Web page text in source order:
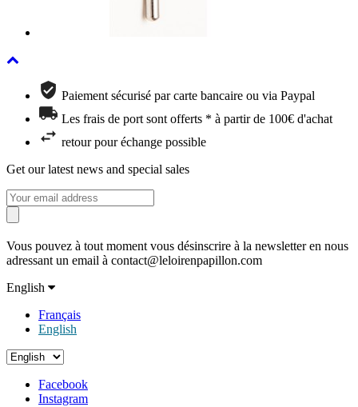
Paiement sécurisé par carte bancaire ou via Paypal
Les frais de port sont offerts * à partir de 100€ d'achat
retour pour échange possible
Get our latest news and special sales
Vous pouvez à tout moment vous désinscrire à la newsletter en nous
adressant un email à contact@leloirenpapillon.com
English
Français
English
Facebook
Instagram